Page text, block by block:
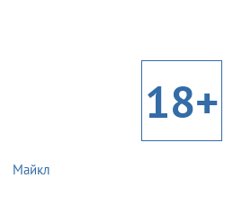
18+
Майкл